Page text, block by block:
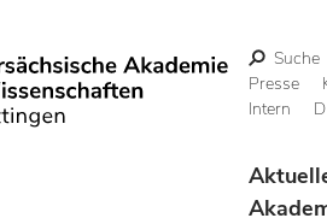
Suche
Presse
Intern